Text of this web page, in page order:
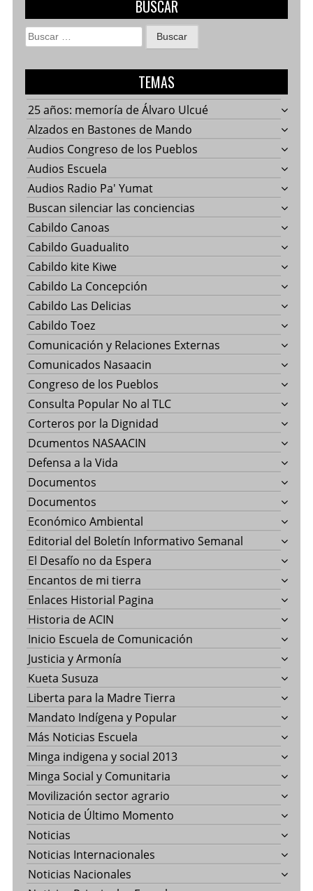
BUSCAR
Buscar:
TEMAS
25 años: memoría de Álvaro Ulcué
Alzados en Bastones de Mando
Audios Congreso de los Pueblos
Audios Escuela
Audios Radio Pa' Yumat
Buscan silenciar las conciencias
Cabildo Canoas
Cabildo Guadualito
Cabildo kite Kiwe
Cabildo La Concepción
Cabildo Las Delicias
Cabildo Toez
Comunicación y Relaciones Externas
Comunicados Nasaacin
Congreso de los Pueblos
Consulta Popular No al TLC
Corteros por la Dignidad
Dcumentos NASAACIN
Defensa a la Vida
Documentos
Documentos
Económico Ambiental
Editorial del Boletín Informativo Semanal
El Desafío no da Espera
Encantos de mi tierra
Enlaces Historial Pagina
Historia de ACIN
Inicio Escuela de Comunicación
Justicia y Armonía
Kueta Susuza
Liberta para la Madre Tierra
Mandato Indígena y Popular
Más Noticias Escuela
Minga indigena y social 2013
Minga Social y Comunitaria
Movilización sector agrario
Noticia de Último Momento
Noticias
Noticias Internacionales
Noticias Nacionales